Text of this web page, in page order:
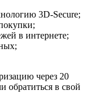
3D-Secure;
в интернете;
через 20
обратиться в свой